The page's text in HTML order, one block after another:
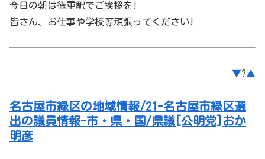
今日の朝は徳重駅でご挨拶を!
皆さん、お仕事や学校等頑張ってください!
▼?▲
名古屋市緑区の地域情報/21-名古屋市緑区選
出の議員情報-市・県・国/県議[公明党]おか
明彦